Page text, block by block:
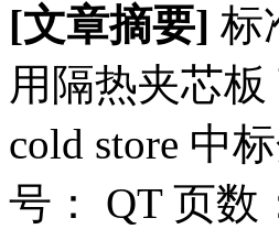
[文章摘要] 标
用隔热夹芯板
cold store 中
号： QT 页数